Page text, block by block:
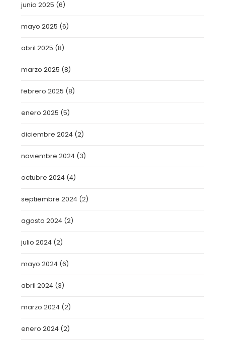
junio 2025 (6)
mayo 2025 (6)
abril 2025 (8)
marzo 2025 (8)
febrero 2025 (8)
enero 2025 (5)
diciembre 2024 (2)
noviembre 2024 (3)
octubre 2024 (4)
septiembre 2024 (2)
agosto 2024 (2)
julio 2024 (2)
mayo 2024 (6)
abril 2024 (3)
marzo 2024 (2)
enero 2024 (2)